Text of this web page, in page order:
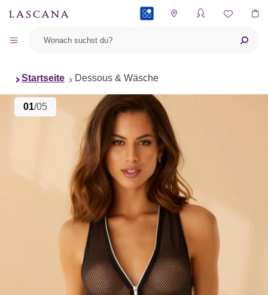
Startseite Dessous & Wäsche
01/05